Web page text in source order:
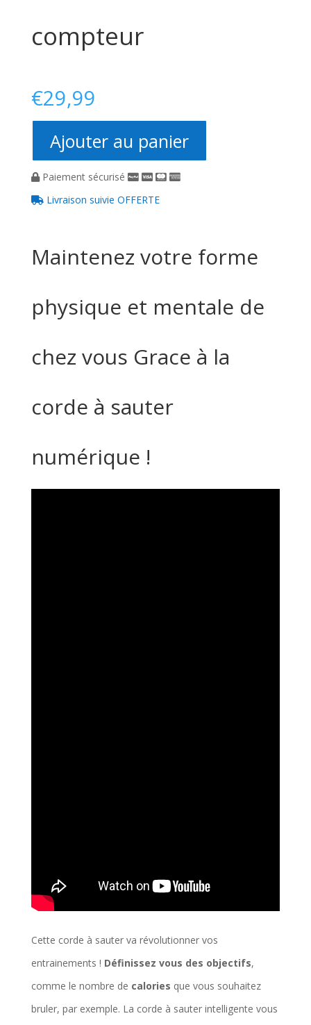
compteur
€29,99
Ajouter au panier
Paiement sécurisé
Livraison suivie OFFERTE
Maintenez votre forme
physique et mentale de
chez vous Grace à la
corde à sauter
numérique !
Cette corde à sauter va révolutionner vos
entrainements ! Définissez vous des objectifs,
comme le nombre de calories que vous souhaitez
bruler, par exemple. La corde à sauter intelligente vous